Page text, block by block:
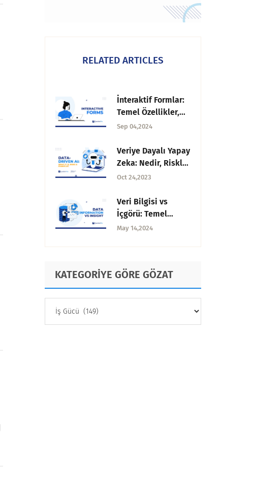
RELATED ARTICLES
İnteraktif Formlar:
Temel Özellikler,
Faydalar, Kullanım
İpuçları
Sep 04,2024
Veriye Dayalı Yapay
Zeka: Nedir, Riskler
ve Örnekler
Oct 24,2023
Veri Bilgisi vs
İçgörü: Temel
farklar
May 14,2024
KATEGORİYE GÖRE GÖZAT
GÖRE
GÖZAT